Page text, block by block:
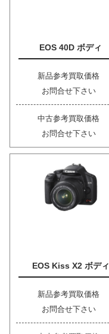
EOS 40D ボディ
新品参考買取価格
お問合せ下さい
中古参考買取価格
お問合せ下さい
EOS Kiss X2 ボディ
新品参考買取価格
お問合せ下さい